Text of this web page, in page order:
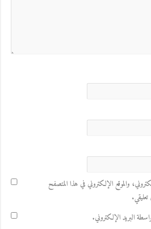
والموقع الإلكتروني في هذا المتصفح
تعليقي.
البريد الإلكتروني.